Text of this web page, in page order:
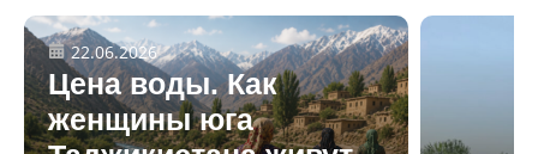
22.06.2026
Цена воды. Как
женщины юга